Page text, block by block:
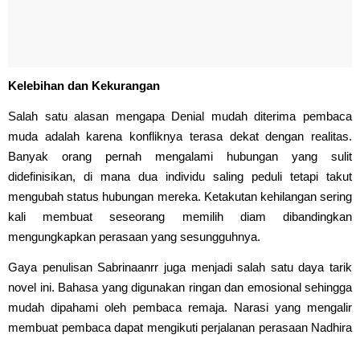
Kelebihan dan Kekurangan
Salah satu alasan mengapa Denial mudah diterima pembaca
muda adalah karena konfliknya terasa dekat dengan realitas.
Banyak orang pernah mengalami hubungan yang sulit
didefinisikan, di mana dua individu saling peduli tetapi takut
mengubah status hubungan mereka. Ketakutan kehilangan sering
kali membuat seseorang memilih diam dibandingkan
mengungkapkan perasaan yang sesungguhnya.
Gaya penulisan Sabrinaanrr juga menjadi salah satu daya tarik
novel ini. Bahasa yang digunakan ringan dan emosional sehingga
mudah dipahami oleh pembaca remaja. Narasi yang mengalir
membuat pembaca dapat mengikuti perjalanan perasaan Nadhira